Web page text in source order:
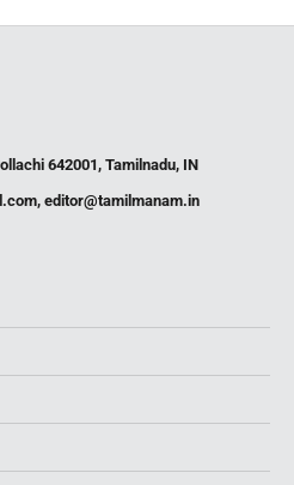
642001, Tamilnadu, IN
, editor@tamilmanam.in